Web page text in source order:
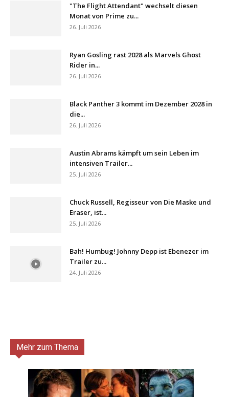
"The Flight Attendant" wechselt diesen
Monat von Prime zu...
26. Juli 2026
Ryan Gosling rast 2028 als Marvels Ghost
Rider in...
26. Juli 2026
Black Panther 3 kommt im Dezember 2028 in
die...
26. Juli 2026
Austin Abrams kämpft um sein Leben im
intensiven Trailer...
25. Juli 2026
Chuck Russell, Regisseur von Die Maske und
Eraser, ist...
25. Juli 2026
Bah! Humbug! Johnny Depp ist Ebenezer im
Trailer zu...
24. Juli 2026
Mehr zum Thema